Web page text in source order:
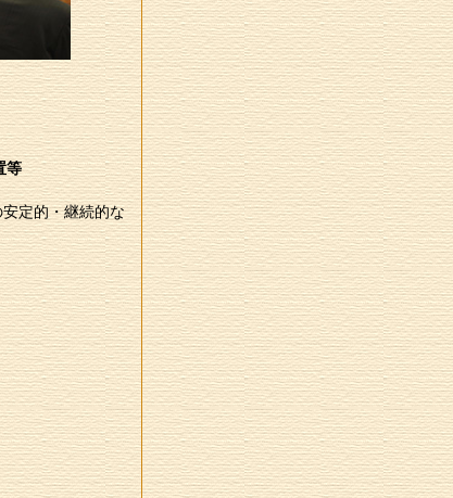
等
定的・継続的な